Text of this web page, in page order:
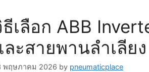
เลือก ABB
ละสายพานลำเลียง
พฤษภาคม 2026 by pneumaticplace